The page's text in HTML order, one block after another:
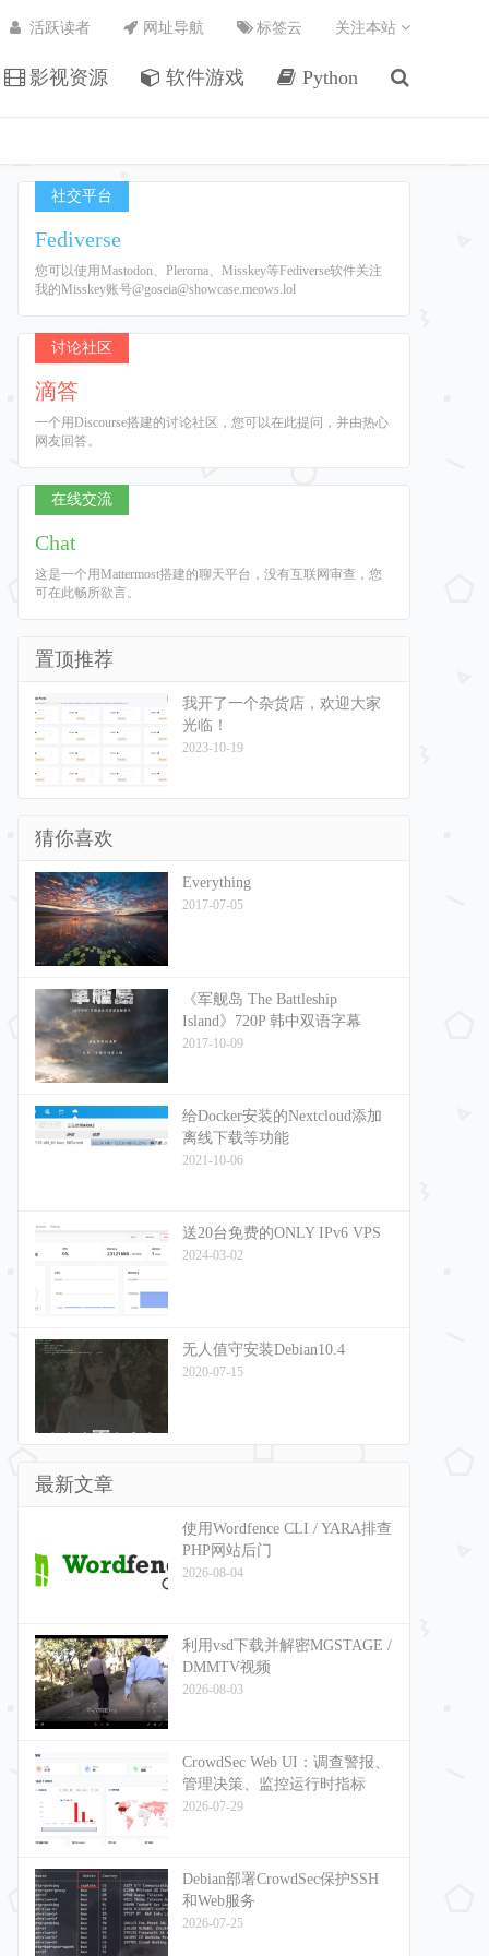
影视资源 软件游戏 Python
活跃读者 网址导航 标签云 关注本站
社交平台
Fediverse
您可以使用Mastodon、Pleroma、Misskey等Fediverse软件关注
我的Misskey账号@goseia@showcase.meows.lol
讨论社区
滴答
一个用Discourse搭建的讨论社区，您可以在此提问，并由热心
网友回答。
在线交流
Chat
这是一个用Mattermost搭建的聊天平台，没有互联网审查，您
可在此畅所欲言。
置顶推荐
我开了一个杂货店，欢迎大家
光临！
2023-10-19
猜你喜欢
Everything
2017-07-05
《军舰岛 The Battleship
Island》720P 韩中双语字幕
2017-10-09
给Docker安装的Nextcloud添加
离线下载等功能
2021-10-06
送20台免费的ONLY IPv6 VPS
2024-03-02
无人值守安装Debian10.4
2020-07-15
最新文章
使用Wordfence CLI / YARA排查
PHP网站后门
2026-08-04
利用vsd下载并解密MGSTAGE /
DMMTV视频
2026-08-03
CrowdSec Web UI：调查警报、
管理决策、监控运行时指标
2026-07-29
Debian部署CrowdSec保护SSH
和Web服务
2026-07-25